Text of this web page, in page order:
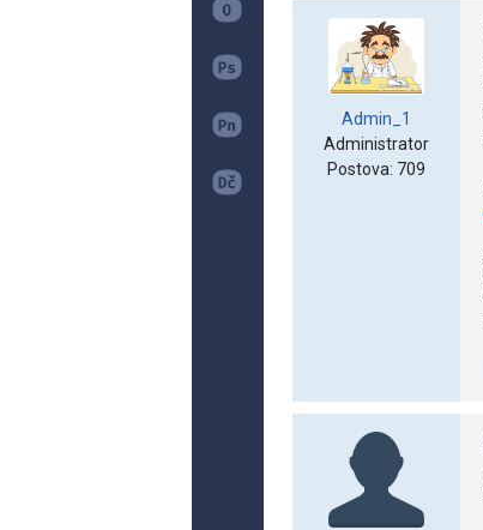
Admin_1
Administrator
Postova: 709